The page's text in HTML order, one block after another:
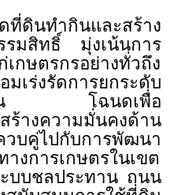
ดินทำกินและสร้าง
รมสิทธิ์ มุ่งเน้นการ
กษตรกรอย่างทั่วถึง
เร่งรัดการยกระดับ
เป็น โฉนดเพื่อ
างความมั่นคงด้าน
บคู่ไปกับการพัฒนา
งการเกษตรในเขต
บบชลประทาน ถนน